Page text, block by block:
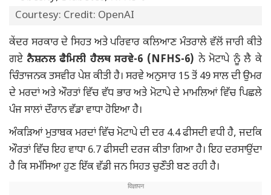
Courtesy: Credit: OpenAI
ਕੇਂਦਰ ਸਰਕਾਰ ਦੇ ਸਿਹਤ ਅਤੇ ਪਰਿਵਾਰ ਕਲਿਆਣ ਮੰਤਰਾਲੇ ਵੱਲੋਂ ਜਾਰੀ ਕੀਤੇ
ਗਏ ਨੈਸ਼ਨਲ ਫੈਮਿਲੀ ਹੈਲਥ ਸਰਵੇ-6 (NFHS-6) ਨੇ ਮੋਟਾਪੇ ਨੂੰ ਲੈ ਕੇ
ਚਿੰਤਾਜਨਕ ਤਸਵੀਰ ਪੇਸ਼ ਕੀਤੀ ਹੈ। ਸਰਵੇ ਅਨੁਸਾਰ 15 ਤੋਂ 49 ਸਾਲ ਦੀ ਉਮਰ
ਦੇ ਮਰਦਾਂ ਅਤੇ ਔਰਤਾਂ ਵਿੱਚ ਵੱਧ ਭਾਰ ਅਤੇ ਮੋਟਾਪੇ ਦੇ ਮਾਮਲਿਆਂ ਵਿੱਚ ਪਿਛਲੇ
ਪੰਜ ਸਾਲਾਂ ਦੌਰਾਨ ਵੱਡਾ ਵਾਧਾ ਹੋਇਆ ਹੈ।
ਅੰਕੜਿਆਂ ਮੁਤਾਬਕ ਮਰਦਾਂ ਵਿੱਚ ਮੋਟਾਪੇ ਦੀ ਦਰ 4.4 ਫੀਸਦੀ ਵਧੀ ਹੈ, ਜਦਕਿ
ਔਰਤਾਂ ਵਿੱਚ ਇਹ ਵਾਧਾ 6.7 ਫੀਸਦੀ ਦਰਜ ਕੀਤਾ ਗਿਆ ਹੈ। ਇਹ ਦਰਸਾਉਂਦਾ
ਹੈ ਕਿ ਸਮੱਸਿਆ ਹੁਣ ਇੱਕ ਵੱਡੀ ਜਨ ਸਿਹਤ ਚੁਣੌਤੀ ਬਣ ਰਹੀ ਹੈ।